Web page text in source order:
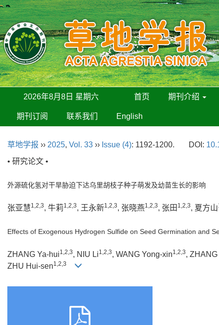
2026年8月8日 星期六 首页 期刊介绍
期刊订阅 联系我们 English
草地学报 ›› 2025, Vol. 33 ›› Issue (4): 1192-1200. DOI:
• 研究论文 •
外源硫化氢对干旱胁迫下达乌里胡枝子种子萌发及幼苗生长的影响
张亚慧1,2,3, 牛莉1,2,3, 王永新1,2,3, 张晓燕1,2,3, 张田 1,2,3, 夏方山
Effects of Exogenous Hydrogen Sulfide on Seed Germination and
ZHANG Ya-hui1,2,3, NIU Li1,2,3, WANG Yong-xin1,2,3,
ZHU Hui-sen1,2,3